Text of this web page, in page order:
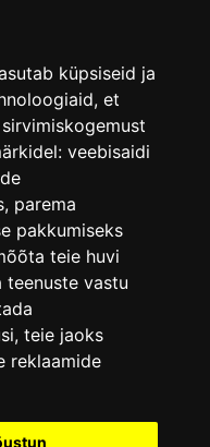
küpsiseid ja
et
veebisaidi
, parema
pakkumiseks
teie huvi
vastu
, teie jaoks
reklaamide
4178